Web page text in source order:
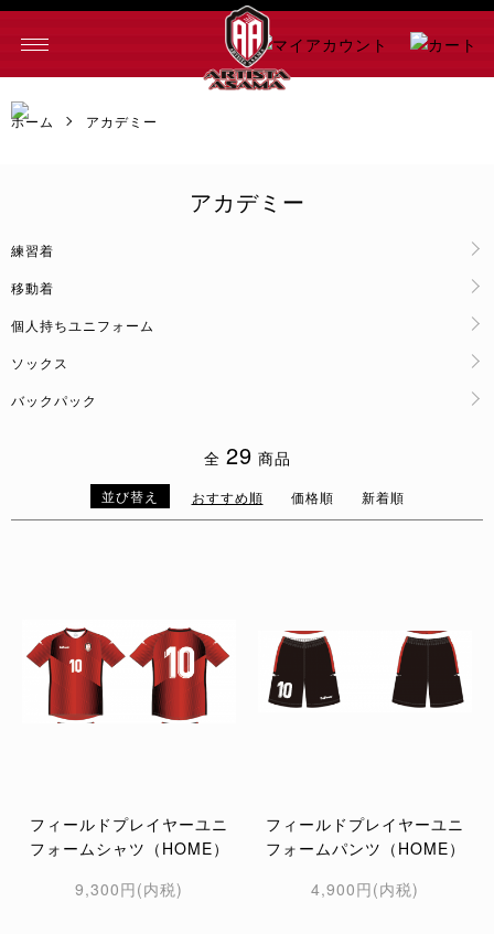
ト
ホーム アカデミー
アカデミー
グループ一覧
練習着
移動着
個人持ちユニフォーム
ソックス
バックパック
全 29 商品
並び替え おすすめ順 価格順 新着順
フィールドプレイヤーユニ
フォームシャツ（HOME）
9,300円(内税)
フィールドプレイヤーユニ
フォームパンツ（HOME）
4,900円(内税)